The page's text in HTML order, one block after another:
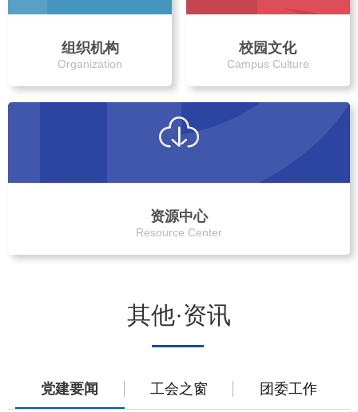
组织机构
Organization
校园文化
Campus Culture
资源中心
Resource Center
其他·资讯
党建要闻 工会之窗 团委工作